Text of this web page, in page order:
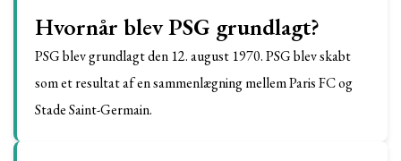
Hvornår blev PSG grundlagt?
PSG blev grundlagt den 12. august 1970. PSG blev skabt
som et resultat af en sammenlægning mellem Paris FC og
Stade Saint-Germain.